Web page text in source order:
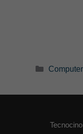
Categorie
Computer